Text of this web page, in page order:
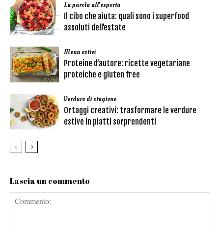
La parola all'esperta
Il cibo che aiuta: quali sono i superfood
assoluti dell’estate
Menu estivi
Proteine d’autore: ricette vegetariane
proteiche e gluten free
Verdure di stagione
Ortaggi creativi: trasformare le verdure
estive in piatti sorprendenti
Lascia un commento